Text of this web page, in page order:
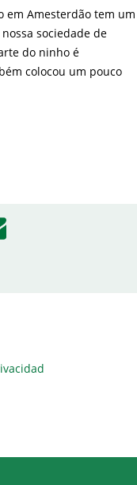
em Amesterdão tem um
sociedade de
do ninho é
colocou um pouco